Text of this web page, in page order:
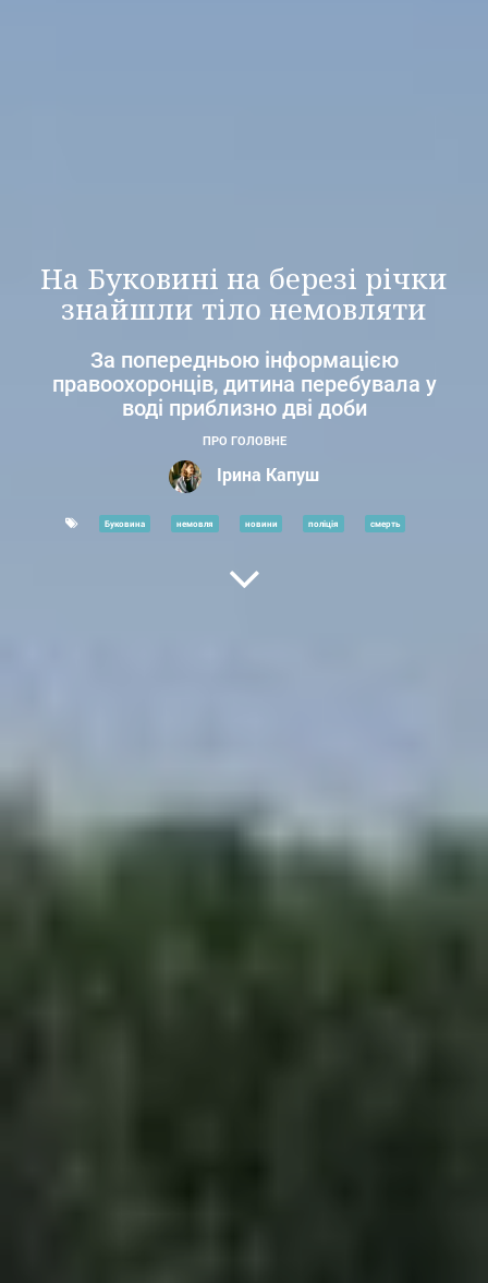
На Буковині на березі річки
знайшли тіло немовляти
За попередньою інформацією
правоохоронців, дитина перебувала у
воді приблизно дві доби
ПРО ГОЛОВНЕ
Ірина Капуш
Буковина немовля новини поліція смерть